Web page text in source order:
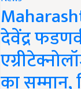
देवेंद्र